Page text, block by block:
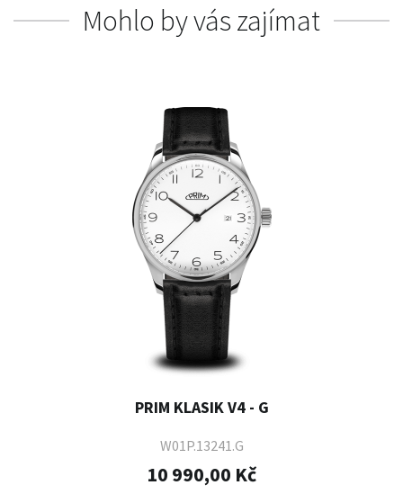
Mohlo by vás zajímat
PRIM KLASIK V4 - G
W01P.13241.G
10 990,00 Kč